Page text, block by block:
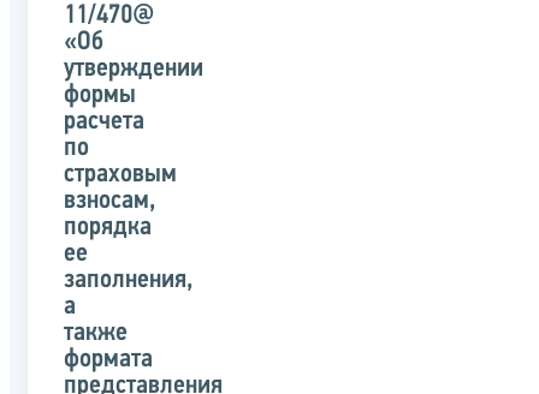
11/470@
«Об
утверждении
формы
расчета
по
страховым
взносам,
порядка
ее
заполнения,
а
также
формата
представления